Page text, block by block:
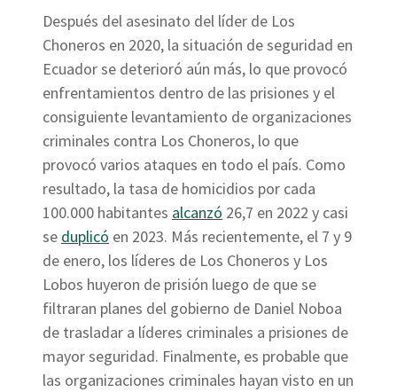
Después del asesinato del líder de Los
Choneros en 2020, la situación de seguridad en
Ecuador se deterioró aún más, lo que provocó
enfrentamientos dentro de las prisiones y el
consiguiente levantamiento de organizaciones
criminales contra Los Choneros, lo que
provocó varios ataques en todo el país. Como
resultado, la tasa de homicidios por cada
100.000 habitantes alcanzó 26,7 en 2022 y casi
se duplicó en 2023. Más recientemente, el 7 y 9
de enero, los líderes de Los Choneros y Los
Lobos huyeron de prisión luego de que se
filtraran planes del gobierno de Daniel Noboa
de trasladar a líderes criminales a prisiones de
mayor seguridad. Finalmente, es probable que
las organizaciones criminales hayan visto en un